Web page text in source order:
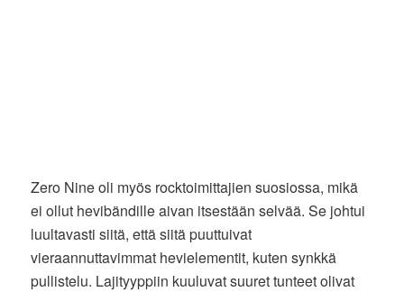
Zero Nine oli myös rocktoimittajien suosiossa, mikä
ei ollut hevibändille aivan itsestään selvää. Se johtui
luultavasti siitä, että siitä puuttuivat
vieraannuttavimmat hevielementit, kuten synkkä
pullistelu. Lajityyppiin kuuluvat suuret tunteet olivat